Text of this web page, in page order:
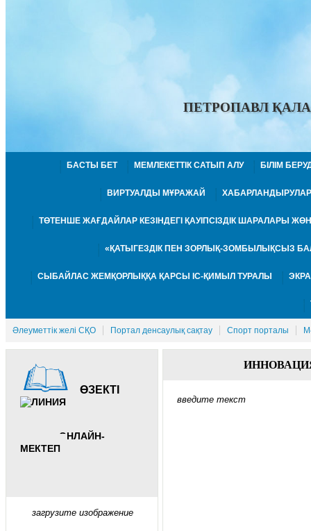
ПЕТРОПАВЛ
БАСТЫ БЕТ МЕМЛЕКЕТТІК САТЫП АЛУ БІЛІМ
ВИРТУАЛДЫ МҰРАЖАЙ ХАБАРЛАНДЫРУЛАР
ТӨТЕНШЕ ЖАҒДАЙЛАР КЕЗІНДЕГІ ҚАУІПСІЗДІК ШАРАЛАРЫ
«ҚАТЫГЕЗДІК ПЕН ЗОРЛЫҚ-ЗОМБЫЛЫҚСЫЗ
СЫБАЙЛАС ЖЕМҚОРЛЫҚҚА ҚАРСЫ ІС-ҚИМЫЛ ТУРАЛЫ
Әлеуметтік желі СҚО Портал денсаулық сақтау Спорт порталы
ӨЗЕКТІ
ОНЛАЙН-
МЕКТЕП
загрузите изображение
введите текст